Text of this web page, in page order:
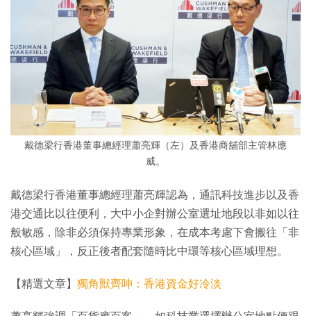
戴德梁行香港董事總經理蕭亮輝（左）及香港商舖部主管林應
威。
戴德梁行香港董事總經理蕭亮輝認為，通訊科技進步以及香
港交通比以往便利，大中小企對辦公室選址地段以非如以往
般敏感，除非必須保持專業形象，在成本考慮下會搬往「非
核心區域」，反正後者配套隨時比中環等核心區域理想。
【精選文章】 獨角獸齊呻：香港資金好冷淡